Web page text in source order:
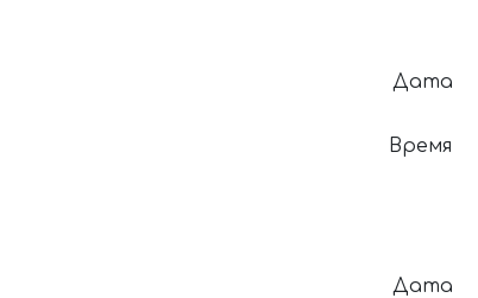
Дата
Время
Дата